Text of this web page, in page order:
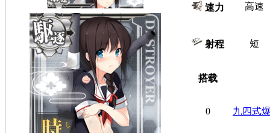
速力 高速
射程 短
搭载
0 九四式